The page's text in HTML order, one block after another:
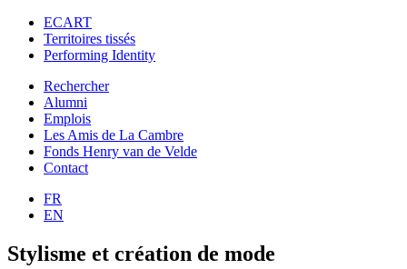
ECART
Territoires tissés
Performing Identity
Rechercher
Alumni
Emplois
Les Amis de La Cambre
Fonds Henry van de Velde
Contact
FR
EN
Stylisme et création de mode